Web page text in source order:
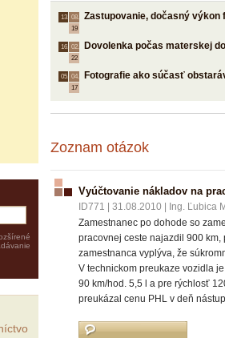
13. 08.
19
Zastupovanie, dočasný výkon
16. 02.
22
Dovolenka počas materskej
05. 04.
17
Fotografie ako súčasť
Zoznam otázok
Vyúčtovanie nákladov na
ID771 31.08.2010
Ing. Ľubica
Zamestnanec po dohode so
pracovnej ceste najazdil 900
zamestnanca vyplýva, že
V technickom preukaze vozidla
90 km/hod. 5,5 l a pre rýchlosť
preukázal cenu PHL v deň